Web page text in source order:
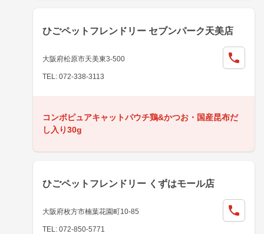
ひごペットフレンドリー セブンパーク天美店
大阪府松原市天美東3-500
TEL: 072-338-3113
コンボピュアキャットパウチ鶏&かつお・国産昆布だ
し入り30g
ひごペットフレンドリー くずはモール店
大阪府枚方市楠葉花園町10-85
TEL: 072-850-5771